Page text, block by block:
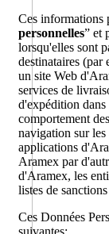
Ces informations
personnelles” et
lorsqu'elles sont
destinataires (par
un site Web
services de
d'expédition dans
comportement
navigation sur
applications
Aramex par
d'Aramex, les
listes de
Ces Données